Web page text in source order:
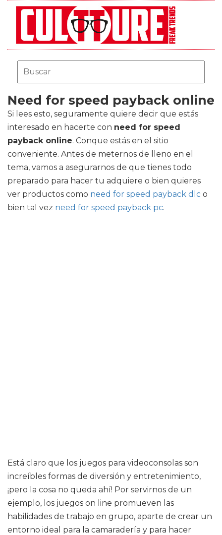
Need for speed payback online
Si lees esto, seguramente quiere decir que estás
interesado en hacerte con need for speed
payback online. Conque estás en el sitio
conveniente. Antes de meternos de lleno en el
tema, vamos a asegurarnos de que tienes todo
preparado para hacer tu adquiere o bien quieres
ver productos como need for speed payback dlc o
bien tal vez need for speed payback pc.
Está claro que los juegos para videoconsolas son
increíbles formas de diversión y entretenimiento,
¡pero la cosa no queda ahí! Por servirnos de un
ejemplo, los juegos on line promueven las
habilidades de trabajo en grupo, aparte de crear un
entorno ideal para la camaradería y para hacer